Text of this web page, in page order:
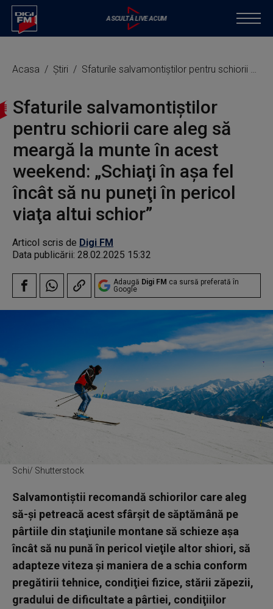
Acasa Știri Sfaturile salvamontiştilor pentru schiorii care aleg să meargă la munte în acest weekend: „Schiaţi în aşa fel încât să nu puneţi în pericol viaţa altui schior”
Sfaturile salvamontiştilor
pentru schiorii care aleg să
meargă la munte în acest
weekend: „Schiaţi în aşa fel
încât să nu puneţi în pericol
viaţa altui schior”
Articol scris de Digi FM
Data publicării: 28.02.2025 15:32
Adaugă Digi FM ca sursă preferată în
Google
Schi/ Shutterstock
Salvamontiştii recomandă schiorilor care aleg
să-şi petreacă acest sfârşit de săptămână pe
pârtiile din staţiunile montane să schieze aşa
încât să nu pună în pericol vieţile altor shiori, să
adapteze viteza şi maniera de a schia conform
pregătirii tehnice, condiţiei fizice, stării zăpezii,
gradului de dificultate a pârtiei, condiţiilor